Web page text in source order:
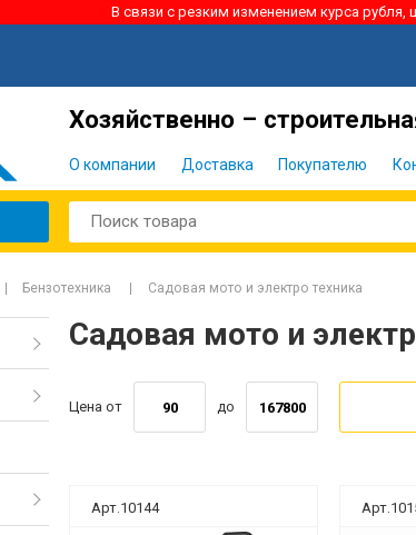
В связи с резким изменением курса
Хозяйственно –
О компании Доставка Покупателю
Бензотехника Садовая мото и электро техника
Садовая мото и
Цена от до
Арт.10144